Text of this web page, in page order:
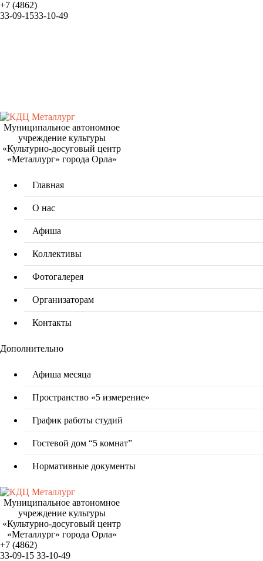
+7 (4862)
33-09-1533-10-49
Муниципальное автономное
учреждение культуры
«Культурно-досуговый центр
«Металлург» города Орла»
Главная
О нас
Афиша
Коллективы
Фотогалерея
Организаторам
Контакты
Дополнительно
Афиша месяца
Пространство «5 измерение»
График работы студий
Гостевой дом “5 комнат”
Нормативные документы
Муниципальное автономное
учреждение культуры
«Культурно-досуговый центр
«Металлург» города Орла»
+7 (4862)
33-09-15 33-10-49